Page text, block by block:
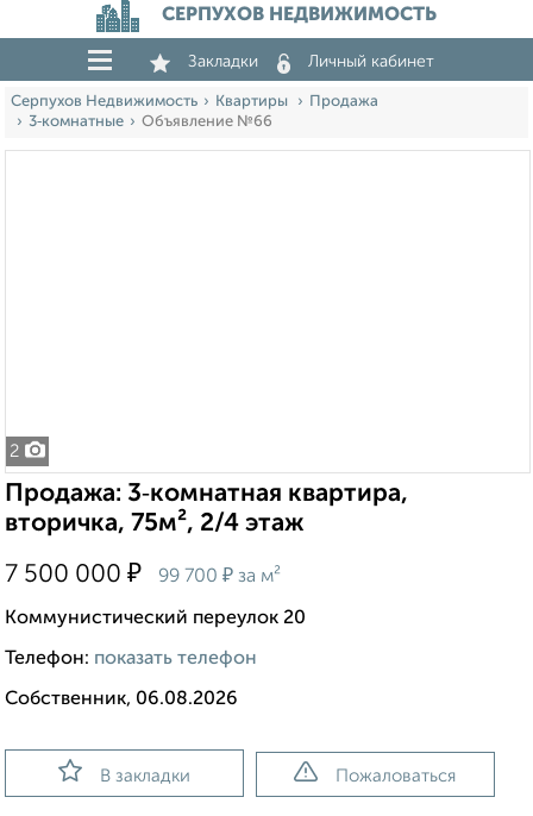
СЕРПУХОВ НЕДВИЖИМОСТЬ
Закладки Личный кабинет
Серпухов Недвижимость Квартиры
Продажа
3‑комнатные
Объявление №66
2
Продажа: 3‑комнатная квартира,
вторичка, 75м², 2/4 этаж
7 500 000 ₽ 99 700 ₽ за м²
Коммунистический переулок 20
Телефон: показать телефон
Собственник, 06.08.2026
В закладки Пожаловаться